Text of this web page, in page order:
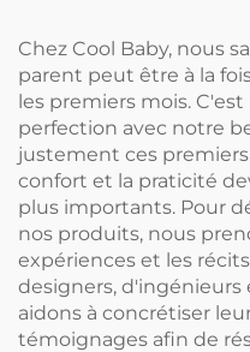
Chez Cool Baby, nous
parent peut être à la
les premiers mois.
perfection avec notre
justement ces
confort et la praticité
plus importants. Pour
nos produits, nous
expériences et les
designers,
aidons à concrétiser
témoignages afin de